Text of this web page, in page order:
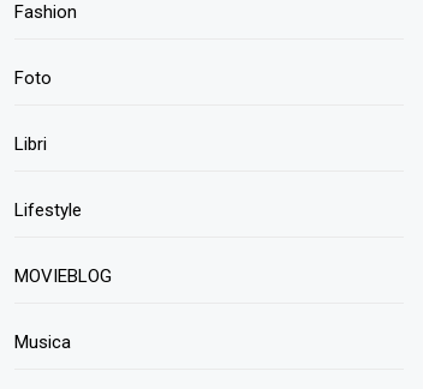
Fashion
Foto
Libri
Lifestyle
MOVIEBLOG
Musica